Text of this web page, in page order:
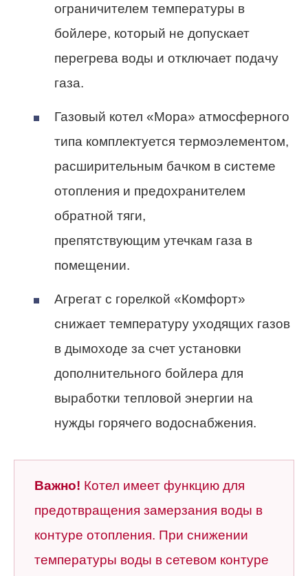
ограничителем температуры в
бойлере, который не допускает
перегрева воды и отключает подачу
газа.
Газовый котел «Мора» атмосферного
типа комплектуется термоэлементом,
расширительным бачком в системе
отопления и предохранителем
обратной тяги,
препятствующим утечкам газа в
помещении.
Агрегат с горелкой «Комфорт»
снижает температуру уходящих газов
в дымоходе за счет установки
дополнительного бойлера для
выработки тепловой энергии на
нужды горячего водоснабжения.
Важно! Котел имеет функцию для
предотвращения замерзания воды в
контуре отопления. При снижении
температуры воды в сетевом контуре